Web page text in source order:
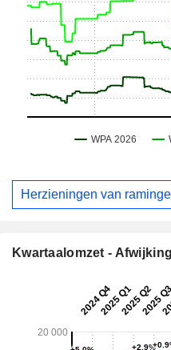
Herzieningen van
Kwartaalomzet -